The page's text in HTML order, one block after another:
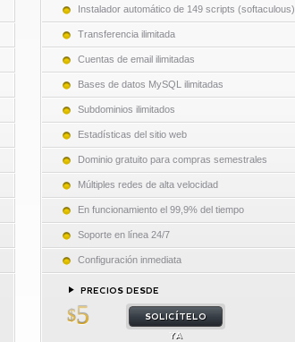
Instalador automático de 149 scripts (softaculous)
Transferencia ilimitada
Cuentas de email ilimitadas
Bases de datos MySQL ilimitadas
Subdominios ilimitados
Estadísticas del sitio web
Dominio gratuito para compras semestrales
Múltiples redes de alta velocidad
En funcionamiento el 99,9% del tiempo
Soporte en línea 24/7
Configuración inmediata
PRECIOS DESDE
$5
SOLICÍTELO
YA